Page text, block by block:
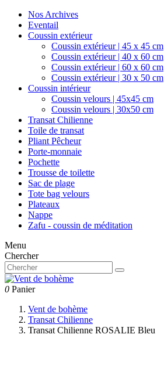
Nos Archives
Eventail
Coussin extérieur
Coussin extérieur | 45 x 45 cm
Coussin extérieur | 40 x 60 cm
Coussin extérieur | 60 x 60 cm
Coussin extérieur | 30 x 50 cm
Coussin intérieur
Coussin velours | 45x45 cm
Coussin velours | 30x50 cm
Transat Chilienne
Toile de transat
Pliant Pêcheur
Porte-monnaie
Pochette
Trousse de toilette
Sac de plage
Tote bag velours
Plateaux
Nappe
Zafu - coussin de méditation
Menu
Chercher
0 Panier
Vent de bohème
Transat Chilienne
Transat Chilienne ROSALIE Bleu